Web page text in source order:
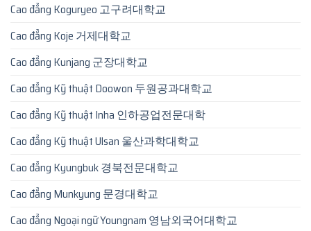
Cao đẳng Koguryeo 고구려대학교
Cao đẳng Koje 거제대학교
Cao đẳng Kunjang 군장대학교
Cao đẳng Kỹ thuật Doowon 두원공과대학교
Cao đẳng Kỹ thuật Inha 인하공업전문대학
Cao đẳng Kỹ thuật Ulsan 울산과학대학교
Cao đẳng Kyungbuk 경북전문대학교
Cao đẳng Munkyung 문경대학교
Cao đẳng Ngoại ngữ Youngnam 영남외국어대학교